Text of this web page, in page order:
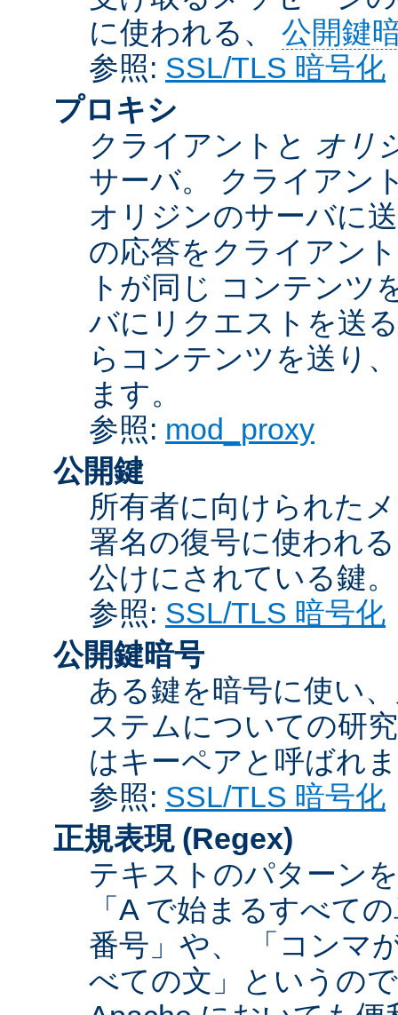
に使われる、 公開鍵
参照: SSL/TLS 暗号化
プロキシ
クライアントと オリ
サーバ。 クライアン
オリジンのサーバに
の応答をクライアン
トが同じ コンテンツ
バにリクエストを送
らコンテンツを送り
ます。
参照: mod_proxy
公開鍵
所有者に向けられた
署名の復号に使われ
公けにされている鍵。
参照: SSL/TLS 暗号化
公開鍵暗号
ある鍵を暗号に使い
ステムについての研
はキーペアと呼ばれ
参照: SSL/TLS 暗号化
正規表現 (Regex)
テキストのパターン
「A で始まるすべて
番号」や、 「コンマ
べての文」というの